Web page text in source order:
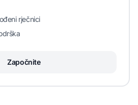
rječnici
Započnite